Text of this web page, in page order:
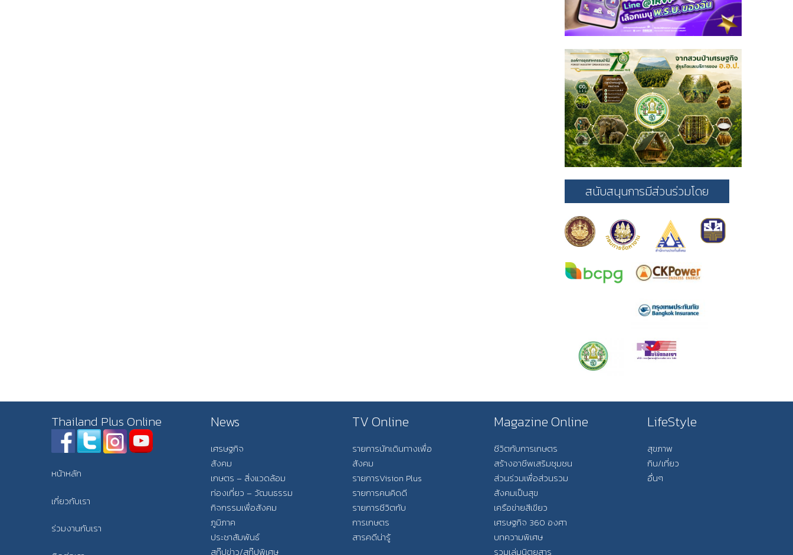
สนับสนุนการมีส่วนร่วมโดย
Thailand Plus Online
หน้าหลัก
เกี่ยวกับเรา
ร่วมงานกับเรา
News
เศรษฐกิจ
สังคม
เกษตร – สิ่งแวดล้อม
ท่องเที่ยว – วัฒนธรรม
กิจกรรมเพื่อสังคม
ภูมิภาค
ประชาสัมพันธ์
สกู๊ปข่าว/สกู๊ปพิเศษ
TV Online
รายการนักเดินทางเพื่อ
สังคม
รายการVision Plus
รายการคนคิดดี
รายการชีวิตกับ
การเกษตร
สารคดีน่ารู้
Magazine Online
ชีวิตกับการเกษตร
สร้างอาชีพเสริมชุมชน
ส่วนร่วมเพื่อส่วนรวม
สังคมเป็นสุข
เครือข่ายสีเขียว
เศรษฐกิจ 360 องศา
บทความพิเศษ
รวมเล่มนิตยสาร
LifeStyle
สุขภาพ
กิน/เที่ยว
อื่นๆ